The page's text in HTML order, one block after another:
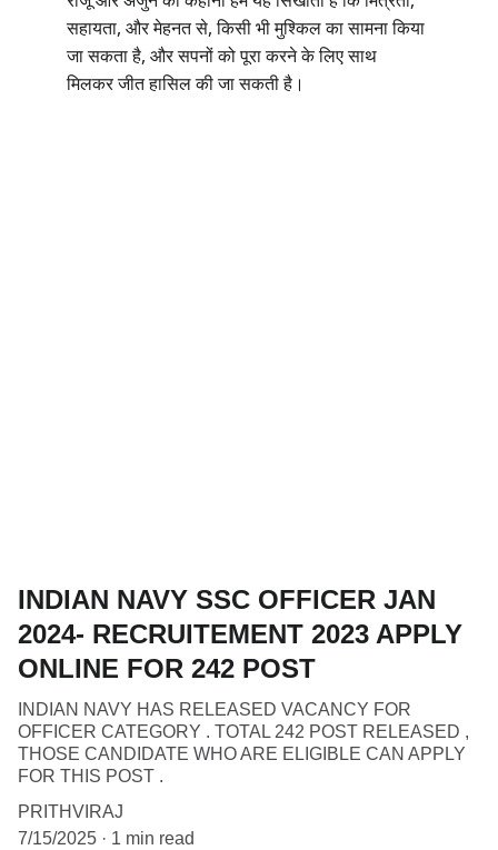
सहायता, और मेहनत से, किसी भी मुश्किल का सामना किया
जा सकता है, और सपनों को पूरा करने के लिए साथ
मिलकर जीत हासिल की जा सकती है।
INDIAN NAVY SSC OFFICER JAN
2024- RECRUITEMENT 2023 APPLY
ONLINE FOR 242 POST
INDIAN NAVY HAS RELEASED VACANCY FOR
OFFICER CATEGORY . TOTAL 242 POST RELEASED ,
THOSE CANDIDATE WHO ARE ELIGIBLE CAN APPLY
FOR THIS POST .
PRITHVIRAJ
7/15/2025
1 min read